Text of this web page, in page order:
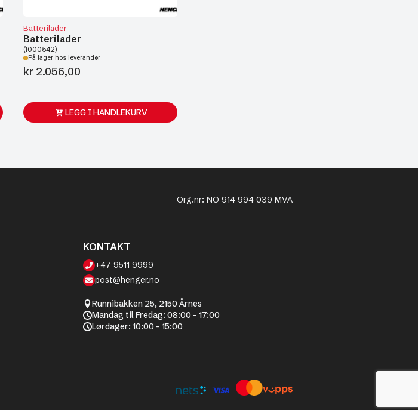
Batterilader
Batterilader
(1000542)
På lager hos leverandør
kr 2.056,00
LEGG I HANDLEKURV
Org.nr: NO 914 994 039 MVA
KONTAKT
+47 9511 9999
post@henger.no
Runnibakken 25, 2150 Årnes
Mandag til Fredag: 08:00 - 17:00
Lørdager: 10:00 - 15:00